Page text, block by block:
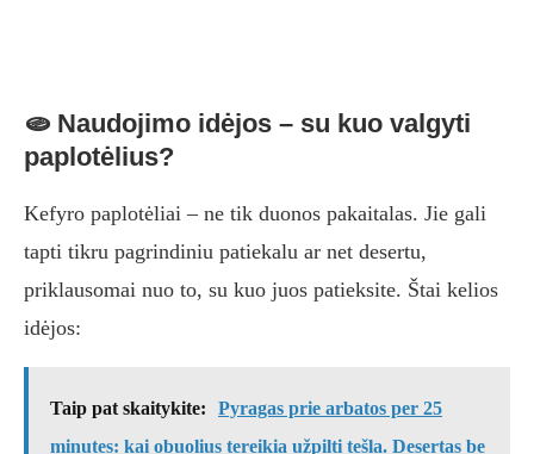
🫓 Naudojimo idėjos – su kuo valgyti
paplotėlius?
Kefyro paplotėliai – ne tik duonos pakaitalas. Jie gali
tapti tikru pagrindiniu patiekalu ar net desertu,
priklausomai nuo to, su kuo juos patieksite. Štai kelios
idėjos:
Taip pat skaitykite:
Pyragas prie arbatos per 25
minutes: kai obuolius tereikia užpilti tešla. Desertas be